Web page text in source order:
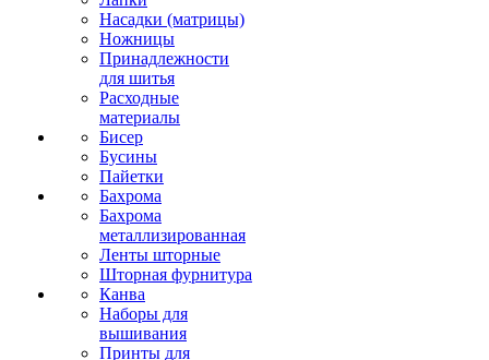
Насадки (матрицы)
Ножницы
Принадлежности
для шитья
Расходные
материалы
Бисер
Бусины
Пайетки
Бахрома
Бахрома
металлизированная
Ленты шторные
Шторная фурнитура
Канва
Наборы для
вышивания
Принты для